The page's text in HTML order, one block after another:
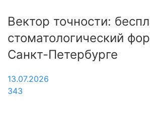
Вектор точности:
стоматологический
Санкт-Петербурге
13.07.2026
343